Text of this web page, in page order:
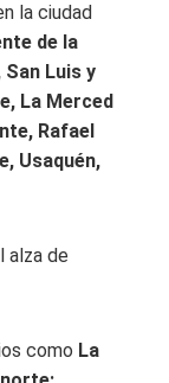
la ciudad
de la
Luis y
La Merced
Rafael
Usaquén,
alza de
como La